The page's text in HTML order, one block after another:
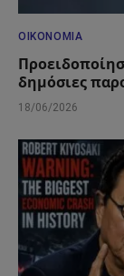
ΟΙΚΟΝΟΜΊΑ
δημόσιες
18/06/2026